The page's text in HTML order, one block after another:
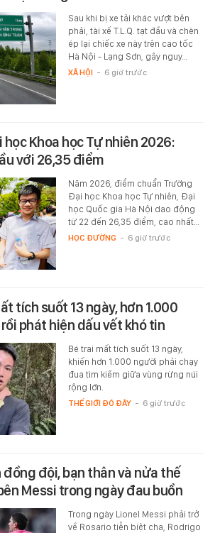
Sau khi bị xe tải khác vượt bên
phải, tài xế T.L.Q. tạt đầu và chèn
ép lại chiếc xe này trên cao tốc
Hà Nội - Lạng Sơn, gây nguy…
XÃ HỘI - 6 giờ trước
Khoa học Tự nhiên 2026:
với 26,35 điểm
Năm 2026, điểm chuẩn Trường
Đại học Khoa học Tự nhiên, Đại
học Quốc gia Hà Nội dao động
từ 22 đến 26,35 điểm, cao nhất…
HỌC ĐƯỜNG - 6 giờ trước
tích suốt 13 ngày, hơn 1.000
phát hiện dấu vết khó tin
Bé trai mất tích suốt 13 ngày,
khiến hơn 1.000 người phải chạy
đua tìm kiếm giữa vùng rừng núi
rộng lớn.
THẾ GIỚI ĐÓ ĐÂY - 6 giờ trước
đồng đội, bạn thân và nửa thế
Messi trong ngày đau buồn
Trong ngày Lionel Messi phải trở
về Rosario tiễn biệt cha, Rodrigo